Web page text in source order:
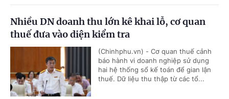
Nhiều DN doanh thu lớn kê khai lỗ, cơ quan
thuế đưa vào diện kiểm tra
(Chinhphu.vn) - Cơ quan thuế cảnh
báo hành vi doanh nghiệp sử dụng
hai hệ thống sổ kế toán để gian lận
thuế. Dữ liệu thu thập từ các tổ...